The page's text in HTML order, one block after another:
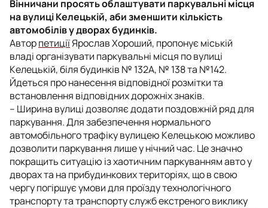
Вінничани просять облаштувати паркувальні місця
на вулиці Келецькій, аби зменшити кількість
автомобілів у дворах будинків.
АвторпетиціїЯрослав Хороший, пропонує міській
владі організувати паркувальні місця по вулиці
Келецькій, біля будинків № 132А, № 138 та №142.
Йдеться про нанесення відповідної розмітки та
встановлення відповідних дорожніх знаків.
– Ширина вулиці дозволяє додати поздовжній ряд для
паркування. Для забезпечення нормального
автомобільного трафіку вулицею Келецькою можливо
дозволити паркування лише у нічний час. Це значно
покращить ситуацію із хаотичним паркуванням авто у
дворах та на прибудинкових територіях, що в свою
чергу погіршує умови для проїзду технологічного
транспорту та транспорту служб екстреного виклику